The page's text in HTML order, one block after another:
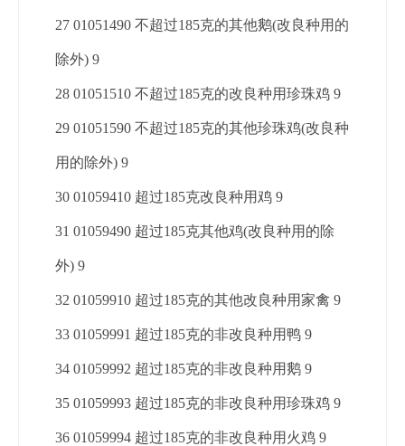
27 01051490 不超过185克的其他鹅(改良种用的
除外) 9
28 01051510 不超过185克的改良种用珍珠鸡 9
29 01051590 不超过185克的其他珍珠鸡(改良种
用的除外) 9
30 01059410 超过185克改良种用鸡 9
31 01059490 超过185克其他鸡(改良种用的除
外) 9
32 01059910 超过185克的其他改良种用家禽 9
33 01059991 超过185克的非改良种用鸭 9
34 01059992 超过185克的非改良种用鹅 9
35 01059993 超过185克的非改良种用珍珠鸡 9
36 01059994 超过185克的非改良种用火鸡 9